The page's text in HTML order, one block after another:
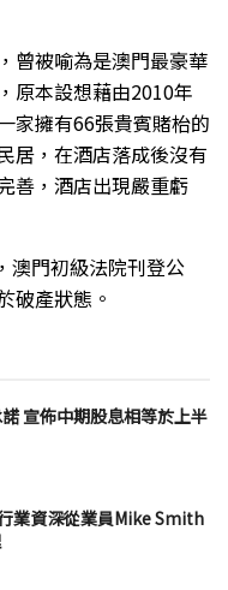
曾被喻為是澳門最豪華
原本設想藉由2010年
家擁有66張貴賓賭枱的
居，在酒店落成後沒有
善，酒店出現嚴重虧
澳門初級法院刊登公
破產狀態。
宣佈中期股息相等於上半
業資深從業員Mike Smith